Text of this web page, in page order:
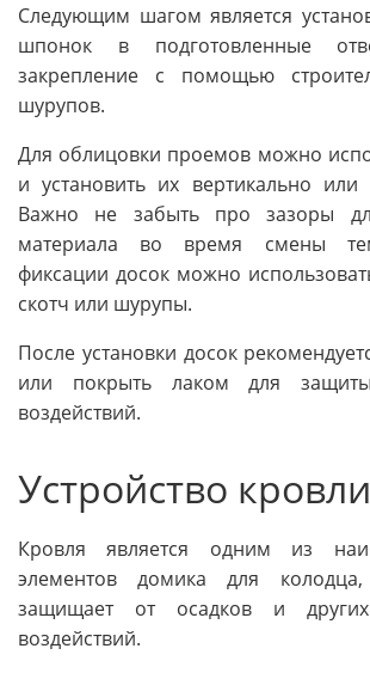
Следующим шагом является
шпонок в подготовленные
закрепление с помощью
шурупов.
Для облицовки проемов можно
и установить их вертикально или
Важно не забыть про зазоры
материала во время смены
фиксации досок можно
скотч или шурупы.
После установки досок
или покрыть лаком для
воздействий.
Устройство кровли
Кровля является одним из
элементов домика для
защищает от осадков и
воздействий.